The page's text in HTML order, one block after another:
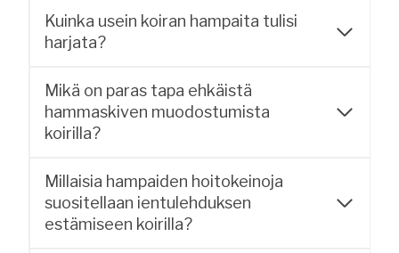
Kuinka usein koiran hampaita tulisi
harjata?
Mikä on paras tapa ehkäistä
hammaskiven muodostumista
koirilla?
Millaisia hampaiden hoitokeinoja
suositellaan ientulehduksen
estämiseen koirilla?